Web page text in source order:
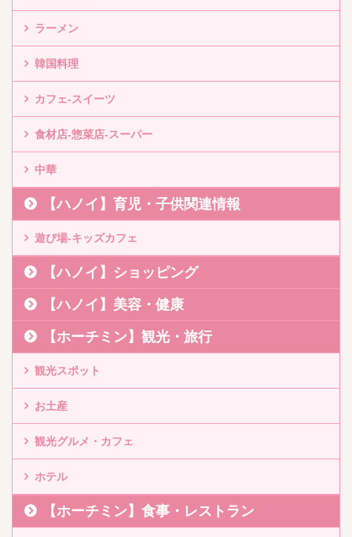
ラーメン
韓国料理
カフェ-スイーツ
食材店-惣菜店-スーパー
中華
【ハノイ】育児・子供関連情報
遊び場-キッズカフェ
【ハノイ】ショッピング
【ハノイ】美容・健康
【ホーチミン】観光・旅行
観光スポット
お土産
観光グルメ・カフェ
ホテル
【ホーチミン】食事・レストラン